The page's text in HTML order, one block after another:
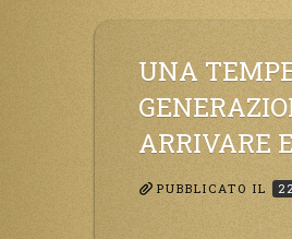
UNA
ARRIVARE
PUBBLICATO IL